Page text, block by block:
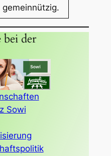
gemeinnützig.
der
Sowi